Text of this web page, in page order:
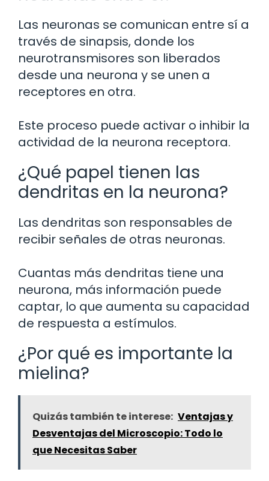
Las neuronas se comunican entre sí a
través de sinapsis, donde los
neurotransmisores son liberados
desde una neurona y se unen a
receptores en otra.
Este proceso puede activar o inhibir la
actividad de la neurona receptora.
¿Qué papel tienen las
dendritas en la neurona?
Las dendritas son responsables de
recibir señales de otras neuronas.
Cuantas más dendritas tiene una
neurona, más información puede
captar, lo que aumenta su capacidad
de respuesta a estímulos.
¿Por qué es importante la
mielina?
Quizás también te interese: Ventajas y
Desventajas del Microscopio: Todo lo
que Necesitas Saber